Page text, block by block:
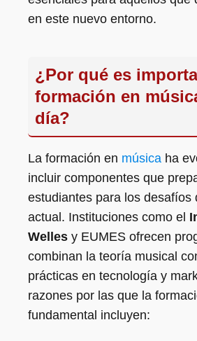
en este nuevo entorno.
¿Por qué es
formación en
día?
La formación en música ha
incluir componentes que
estudiantes para los desafíos
actual. Instituciones como el
Welles y EUMES ofrecen
combinan la teoría musical
prácticas en tecnología y
razones por las que la
fundamental incluyen: